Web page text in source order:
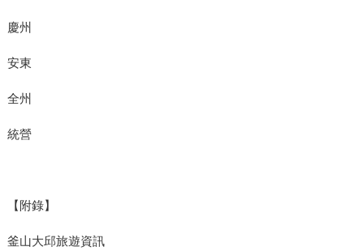
慶州
安東
全州
統營
【附錄】
釜山大邱旅遊資訊